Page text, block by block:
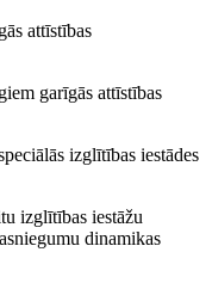
attīstības
garīgās attīstības
izglītības iestādes
izglītības iestāžu
dinamikas